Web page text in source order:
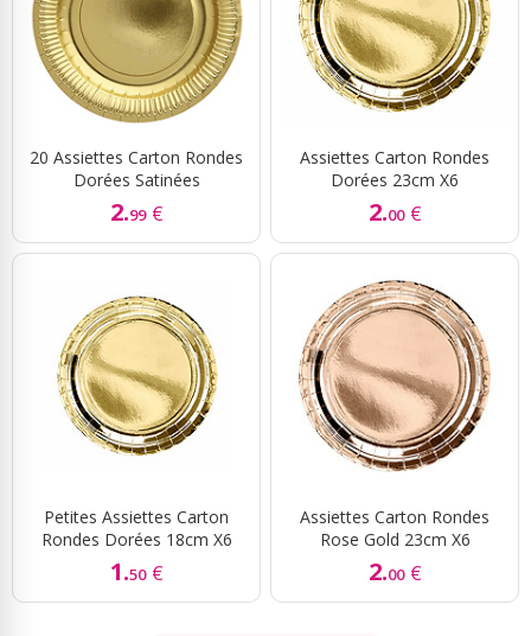
20 Assiettes Carton Rondes
Dorées Satinées
2.99 €
Assiettes Carton Rondes
Dorées 23cm X6
2.00 €
Petites Assiettes Carton
Rondes Dorées 18cm X6
1.50 €
Assiettes Carton Rondes
Rose Gold 23cm X6
2.00 €